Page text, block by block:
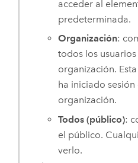
acceder al
predeterminada.
Organización:
todos los
organización.
ha iniciado
organización.
Todos (público):
el público.
verlo.